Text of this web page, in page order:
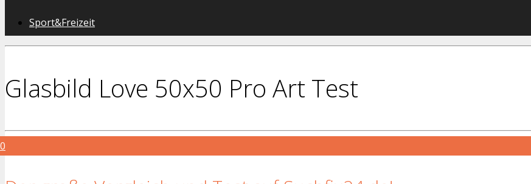
Sport&Freizeit
Glasbild Love 50x50 Pro Art Test